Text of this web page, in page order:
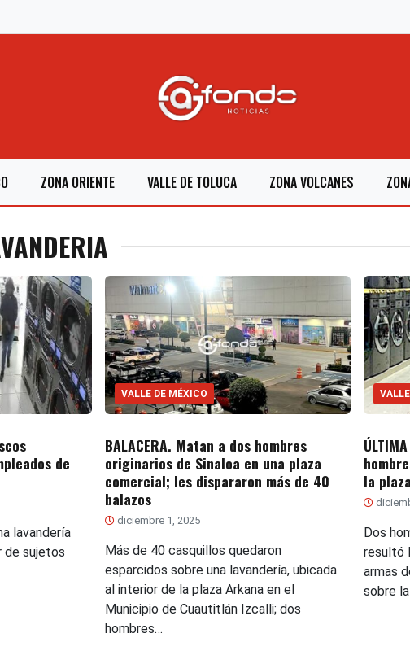
ZONA ORIENTE VALLE DE TOLUCA ZONA VOLCANES
de
lavandería
de sujetos
VALLE DE MÉXICO
BALACERA. Matan a dos hombres
originarios de Sinaloa en una plaza
comercial; les dispararon más de 40
balazos
diciembre 1, 2025
Más de 40 casquillos quedaron
esparcidos sobre una lavandería, ubicada
al interior de la plaza Arkana en el
Municipio de Cuautitlán Izcalli; dos
hombres…
la
Dos
resultó
armas
sobre